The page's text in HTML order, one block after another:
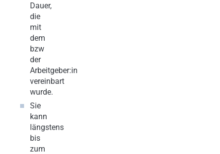
Dauer,
die
mit
dem
bzw
der
Arbeitgeber:in
vereinbart
wurde.
Sie
kann
längstens
bis
zum